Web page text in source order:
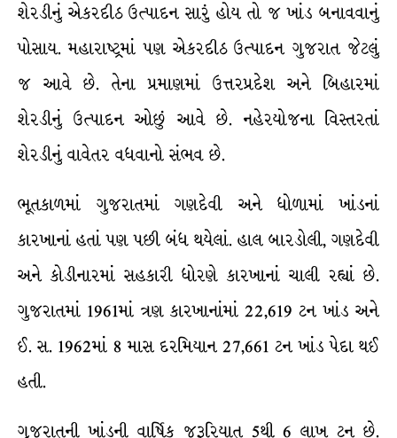
શેરડીનું એકરદીઠ ઉત્પાદન સારું હોય તો જ ખાંડ બનાવવાનું
પોસાય. મહારાષ્ટ્રમાં પણ એકરદીઠ ઉત્પાદન ગુજરાત જેટલું
જ આવે છે. તેના પ્રમાણમાં ઉત્તરપ્રદેશ અને બિહારમાં
શેરડીનું ઉત્પાદન ઓછું આવે છે. નહેરયોજના વિસ્તરતાં
શેરડીનું વાવેતર વધવાનો સંભવ છે.
ભૂતકાળમાં ગુજરાતમાં ગણદેવી અને ધોળામાં ખાંડનાં
કારખાનાં હતાં પણ પછી બંધ થયેલાં. હાલ બારડોલી, ગણદેવી
અને કોડીનારમાં સહકારી ધોરણે કારખાનાં ચાલી રહ્યાં છે.
ગુજરાતમાં 1961માં ત્રણ કારખાનાંમાં 22,619 ટન ખાંડ અને
ઈ. સ. 1962માં 8 માસ દરમિયાન 27,661 ટન ખાંડ પેદા થઈ
હતી.
ગુજરાતની ખાંડની વાર્ષિક જરૂરિયાત 5થી 6 લાખ ટન છે.